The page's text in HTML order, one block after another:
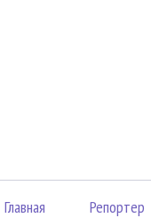
Главная Репортер